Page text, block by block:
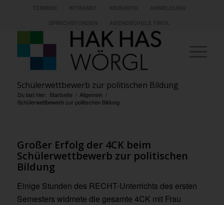
Schülerwettbewerb zur politischen Bildung
Du bist hier: Startseite / Allgemein /
Schülerwettbewerb zur politischen Bildung
Großer Erfolg der 4CK beim
Schülerwettbewerb zur politischen
Bildung
Einige Stunden des RECHT-Unterrichts des ersten
Semesters widmete die gesamte 4CK mit Frau